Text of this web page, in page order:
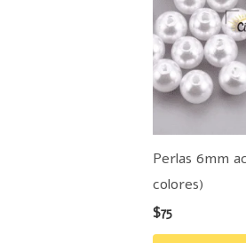
Perlas 6mm
colores)
$75